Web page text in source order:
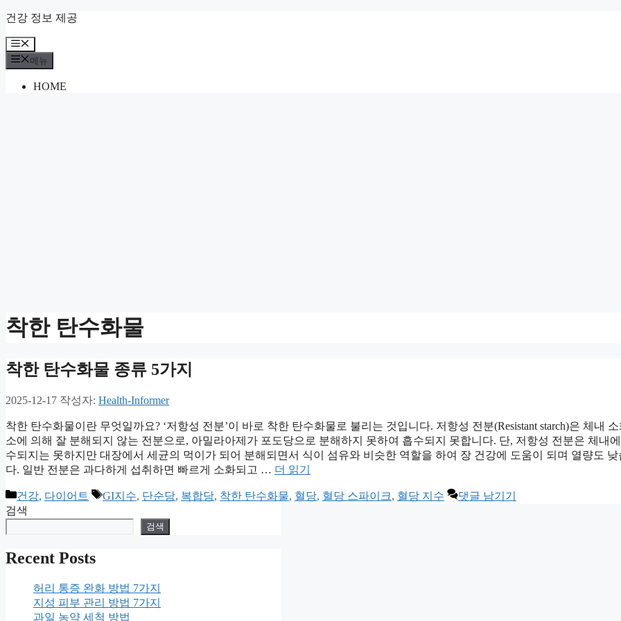
컨
츠
로
건강 정보 제공
메
뉴
메뉴
HOME
착한 탄수화물
착한 탄수화물 종류 5가지
2025-12-17 작성자: Health-Informer
착한 탄수화물이란 무엇일까요? ‘저항성 전분’이 바로 착한 탄수화물로 불리는 것입니다. 저항성 전분(Resistant starch)은 체내
소에 의해 잘 분해되지 않는 전분으로, 아밀라아제가 포도당으로 분해하지 못하여 흡수되지 못합니다. 단, 저항성 전분은 체내
수되지는 못하지만 대장에서 세균의 먹이가 되어 분해되면서 식이 섬유와 비슷한 역할을 하여 장 건강에 도움이 되며 열량도 낮
다. 일반 전분은 과다하게 섭취하면 빠르게 소화되고 … 더 읽기
카
테
고
건강, 다이어트
태
GI지수, 단순당, 복합당, 착한 탄수화물, 혈당, 혈당 스파이크, 혈당 지수
댓글 남기기
검색
검색
Recent Posts
허리 통증 완화 방법 7가지
지성 피부 관리 방법 7가지
과일 농약 세척 방법